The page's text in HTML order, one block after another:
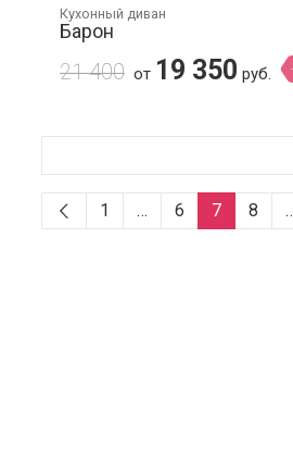
Кухонный диван
Барон
21 400 от 19 350 руб.
1 … 6 7 8